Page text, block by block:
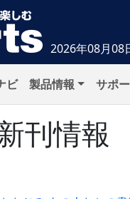
2026年08月08
ビ 製品情報 サポ
刊情報